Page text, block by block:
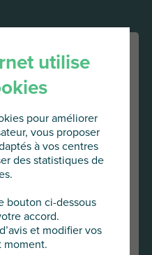
au site
Global
pour continuer
pays
utilise
pour améliorer
vous proposer
à vos centres
des statistiques de
bouton ci-dessous
accord.
et modifier vos
moment.